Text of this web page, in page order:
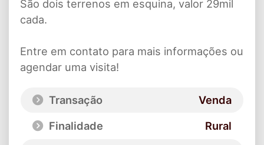
São dois terrenos em esquina, valor 29mil
cada.
Entre em contato para mais informações ou
agendar uma visita!
Transação
Venda
Finalidade
Rural